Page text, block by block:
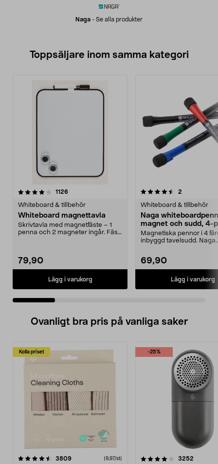
Naga - Se alla produkter
Toppsäljare inom samma kategori
1126recensioner
Whiteboard & tillbehör
Whiteboard magnettavla
Skrivtavla med magnetfäste – 1
penna och 2 magneter ingår. Fäst
79,90
Lägg i varukorg
4.5 av 5 stjärnor 2
Whiteboard & tillbehör
Naga
magnet och sudd, 4-
Magnetiska pennor i 4
inbyggd tavelsudd. Naga
69,90
Lägg i varukorg
4.5 av 5 stjärnor
Ovanligt bra pris på vanliga saker
Kolla priset
3809recensioner (9,97/st)
-25%
4.0av 5 stjärnor 3252
4.5av 5 stjärnor